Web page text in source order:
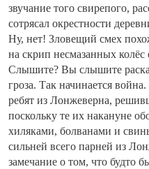
звучание того свирепого,
сотрясал окрестности
Ну, нет! Зловещий смех
на скрип несмазанных
Слышите? Вы слышите
гроза. Так начинается
ребят из Лонжеверна,
поскольку те их накануне
хиляками, болванами и
сильней всего парней из
замечание о том, что будто